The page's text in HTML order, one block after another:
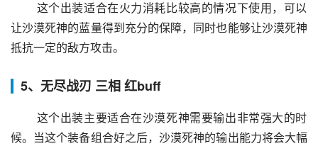
让沙漠死神的蓝量得到充分的保障，同时也能够让沙漠死神
抵抗一定的敌方攻击。
5、无尽战刃 三相 红buff
候。当这个装备组合好之后，沙漠死神的输出能力将会大幅